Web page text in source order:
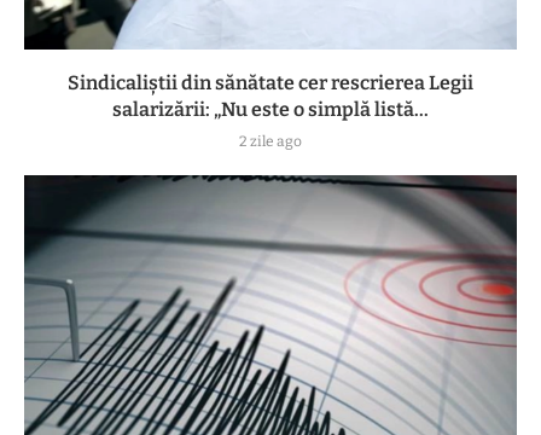
Sindicaliștii din sănătate cer rescrierea Legii
salarizării: „Nu este o simplă listă...
2 zile ago